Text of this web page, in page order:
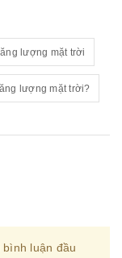
lượng mặt trời
lượng mặt trời?
luận đầu